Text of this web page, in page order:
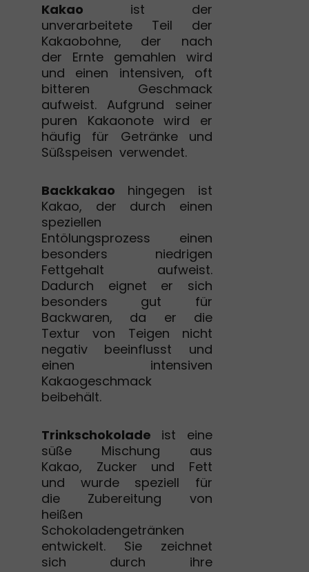
Kakao ist der
unverarbeitete Teil der
Kakaobohne, der nach
der Ernte gemahlen wird
und einen intensiven, oft
bitteren Geschmack
aufweist. Aufgrund seiner
puren Kakaonote wird er
häufig für Getränke und
Süßspeisen verwendet.
Backkakao hingegen ist
Kakao, der durch einen
speziellen
Entölungsprozess einen
besonders niedrigen
Fettgehalt aufweist.
Dadurch eignet er sich
besonders gut für
Backwaren, da er die
Textur von Teigen nicht
negativ beeinflusst und
einen intensiven
Kakaogeschmack
beibehält.
Trinkschokolade ist eine
süße Mischung aus
Kakao, Zucker und Fett
und wurde speziell für
die Zubereitung von
heißen
Schokoladengetränken
entwickelt. Sie zeichnet
sich durch ihre